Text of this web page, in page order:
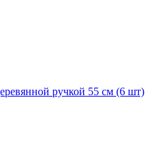
ручкой 55 см (6 шт)